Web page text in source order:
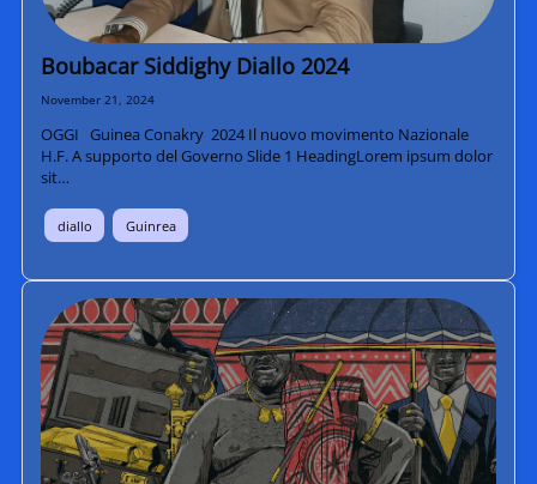
Boubacar Siddighy Diallo 2024
November 21, 2024
OGGI Guinea Conakry 2024 Il nuovo movimento Nazionale
H.F. A supporto del Governo Slide 1 HeadingLorem ipsum dolor
sit…
diallo Guinrea